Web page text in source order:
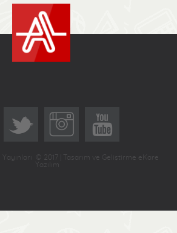
© 2017 | Tasarım ve Geliştirme eKare
Yazılım